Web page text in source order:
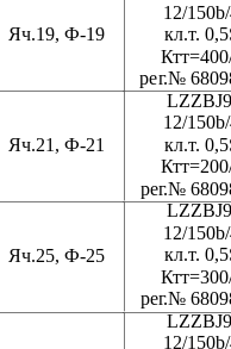
Яч.19, Ф-19
Яч.21, Ф-21
Яч.25, Ф-25
12/
кл.т.
рег.№
12/
кл.т.
рег.№
12/
кл.т.
рег.№
12/